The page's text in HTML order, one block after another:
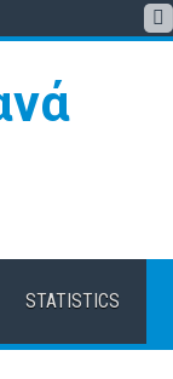
STATISTICS